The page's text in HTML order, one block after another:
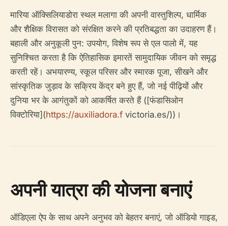
मारिया ऑक्सिलियाडोरा स्थल मलागा की अपनी वास्तुशिल्प, धार्मिक
और शैक्षिक विरासत को संरक्षित करने की प्रतिबद्धता का उदाहरण हैं।
बहाली और अनुकूली पुन: उपयोग, विशेष रूप से एल पालो में, यह
सुनिश्चित करता है कि ऐतिहासिक इमारतें सामुदायिक जीवन को समृद्ध
करती रहें। अभयारण्य, स्कूल परिसर और स्मारक पूजा, सीखने और
सांस्कृतिक जुड़ाव के सक्रिय केंद्र बने हुए हैं, जो नई पीढ़ियों और
दुनिया भर के आगंतुकों को आकर्षित करते हैं ([फंडासिओन
विक्टोरिया](https://auxiliadora.f victoria.es/))।
अपनी यात्रा की योजना बनाएं
ऑडिएला ऐप के साथ अपने अनुभव को बेहतर बनाएं, जो ऑडियो गाइड,